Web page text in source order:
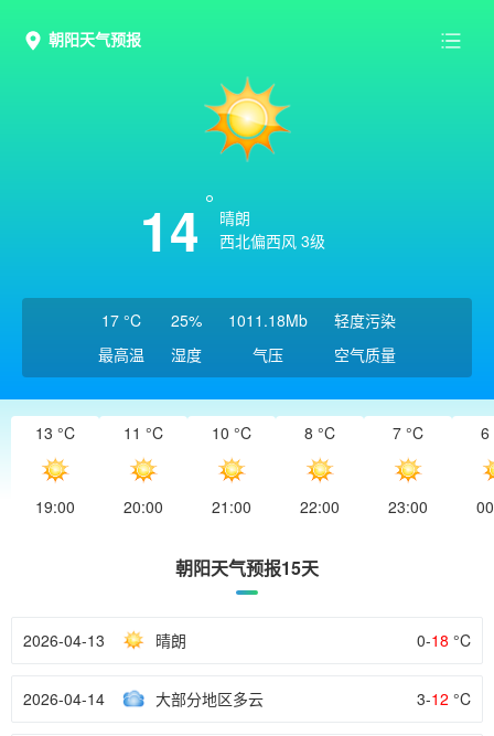
朝阳天气预报
14
晴朗
西北偏西风 3级
17 °C
最高温
25%
湿度
1011.18Mb
气压
轻度污染
空气质量
13 °C
19:00
11 °C
20:00
10 °C
21:00
8 °C
22:00
7 °C
23:00
6
朝阳天气预报15天
2026-04-13 晴朗 0-18 °C
2026-04-14 大部分地区多云 3-12 °C